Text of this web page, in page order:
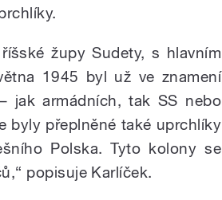
župy Sudety, s hlavním
1945 byl už ve znamení
jak armádních, tak SS nebo
byly přeplněné také uprchlíky
Polska. Tyto kolony se
popisuje Karlíček.